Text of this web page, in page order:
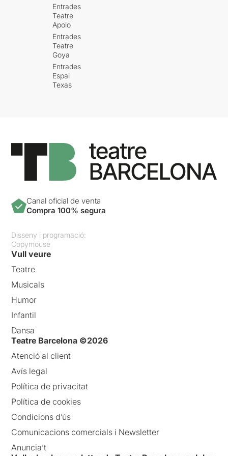
Entrades
Teatre
Apolo
Entrades
Teatre
Goya
Entrades
Espai
Texas
Canal oficial de venta
Compra 100% segura
Disseny i programació:
Copymouse
Vull veure
Teatre
Musicals
Humor
Infantil
Dansa
Teatre Barcelona ©2026
Atenció al client
Avís legal
Política de privacitat
Política de cookies
Condicions d’ús
Comunicacions comercials i Newsletter
Anuncia’t